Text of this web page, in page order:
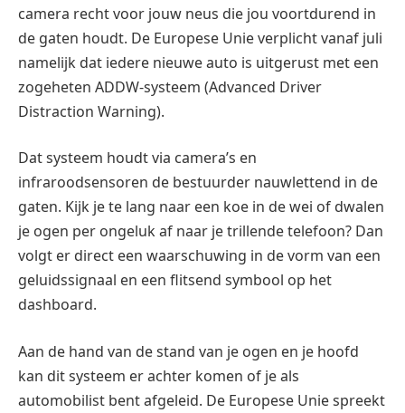
camera recht voor jouw neus die jou voortdurend in
de gaten houdt. De Europese Unie verplicht vanaf juli
namelijk dat iedere nieuwe auto is uitgerust met een
zogeheten ADDW-systeem (Advanced Driver
Distraction Warning).
Dat systeem houdt via camera’s en
infraroodsensoren de bestuurder nauwlettend in de
gaten. Kijk je te lang naar een koe in de wei of dwalen
je ogen per ongeluk af naar je trillende telefoon? Dan
volgt er direct een waarschuwing in de vorm van een
geluidssignaal en een flitsend symbool op het
dashboard.
Aan de hand van de stand van je ogen en je hoofd
kan dit systeem er achter komen of je als
automobilist bent afgeleid. De Europese Unie spreekt